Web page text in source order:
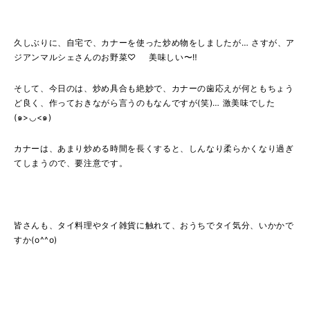
久しぶりに、自宅で、カナーを使った炒め物をしましたが… さすが、ア
ジアンマルシェさんのお野菜♡ 美味しい〜‼︎
そして、今日のは、炒め具合も絶妙で、カナーの歯応えが何ともちょう
ど良く、作っておきながら言うのもなんですが(笑)… 激美味でした
(๑>◡<๑)
カナーは、あまり炒める時間を長くすると、しんなり柔らかくなり過ぎ
てしまうので、要注意です。
皆さんも、タイ料理やタイ雑貨に触れて、おうちでタイ気分、いかかで
すか(o^^o)